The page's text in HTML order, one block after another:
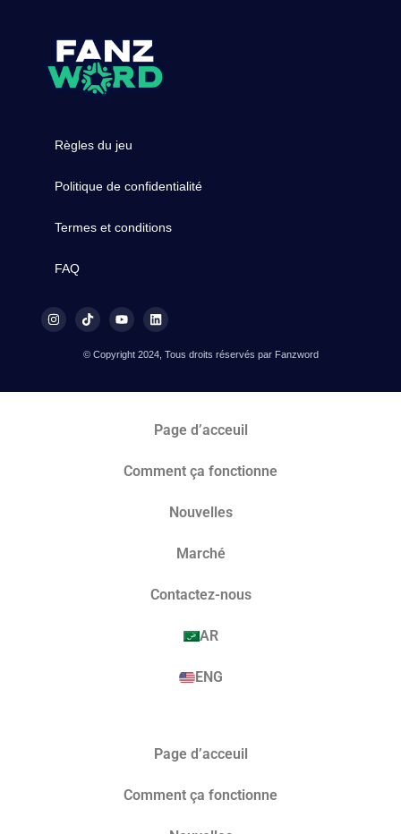
Règles du jeu
Politique de confidentialité
Termes et conditions
FAQ
© Copyright 2024, Tous droits réservés par Fanzword
Page d’acceuil
Comment ça fonctionne
Nouvelles
Marché​
Contactez-nous
AR
ENG
Page d’acceuil
Comment ça fonctionne